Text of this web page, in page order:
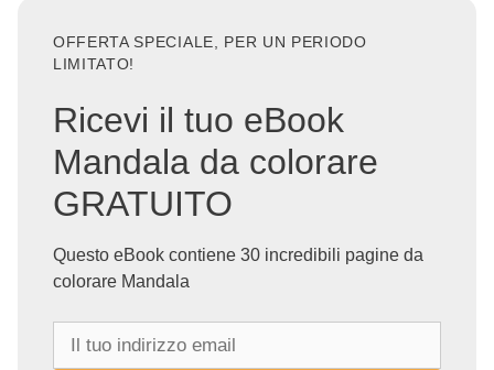
OFFERTA SPECIALE, PER UN PERIODO
LIMITATO!
Ricevi il tuo eBook
Mandala da colorare
GRATUITO
Questo eBook contiene 30 incredibili pagine da
colorare Mandala